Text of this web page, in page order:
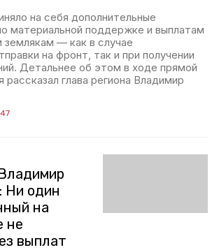
на себя дополнительные
материальной поддержке и выплатам
землякам — как в случае
на фронт, так и при получении
Детальнее об этом в ходе прямой
рассказал глава региона Владимир
Ни один
на
не
выплат